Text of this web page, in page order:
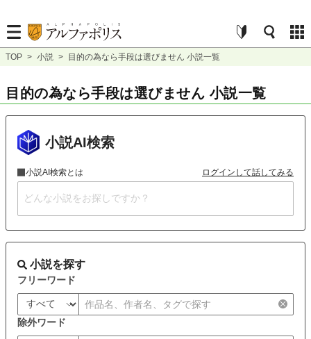
TOP > 小説 > 目的の為なら手段は選びません 小説一覧
目的の為なら手段は選びません 小説一覧
小説AI検索
小説AI検索とは ログインして話してみる
小説を探す
フリーワード
除外ワード